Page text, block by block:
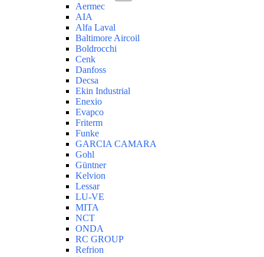
Aermec
AIA
Alfa Laval
Baltimore Aircoil
Boldrocchi
Cenk
Danfoss
Decsa
Ekin Industrial
Enexio
Evapco
Friterm
Funke
GARCIA CAMARA
Gohl
Güntner
Kelvion
Lessar
LU-VE
MITA
NCT
ONDA
RC GROUP
Refrion